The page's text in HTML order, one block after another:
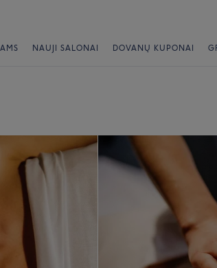
NAUJI SALONAI DOVANŲ KUPONAI